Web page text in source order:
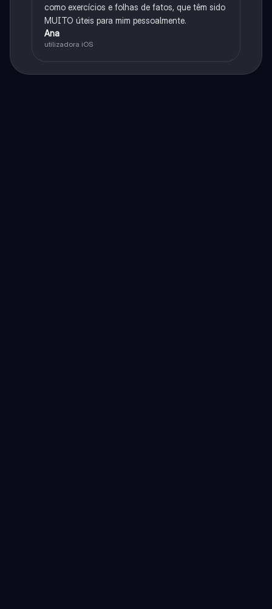
como exercícios e folhas de fatos, que têm sido
MUITO úteis para mim pessoalmente.
Ana
utilizadora iOS